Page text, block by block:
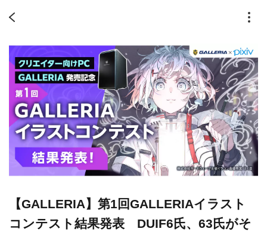
【GALLERIA】第1回GALLERIAイラスト
コンテスト結果発表 DUIF6氏、63氏がそ